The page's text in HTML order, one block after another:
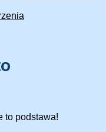
to podstawa!